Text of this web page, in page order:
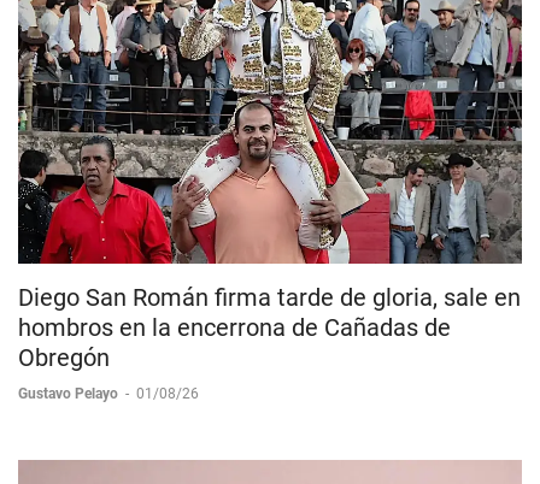
Diego San Román firma tarde de gloria, sale en
hombros en la encerrona de Cañadas de
Obregón
Gustavo Pelayo - 01/08/26